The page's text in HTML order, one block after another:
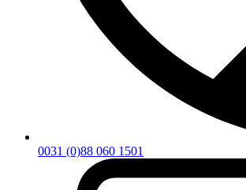
0031 (0)88 060 1501